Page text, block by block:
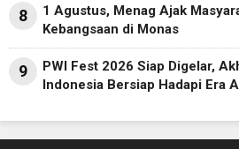
8
1 Agustus, Menag Ajak
Kebangsaan di Monas
9
PWI Fest 2026 Siap Digelar,
Indonesia Bersiap Hadapi Era